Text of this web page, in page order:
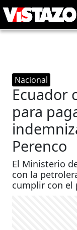
Nacional
Ecuador
para
Perenco
El Ministerio
con la
cumplir con el